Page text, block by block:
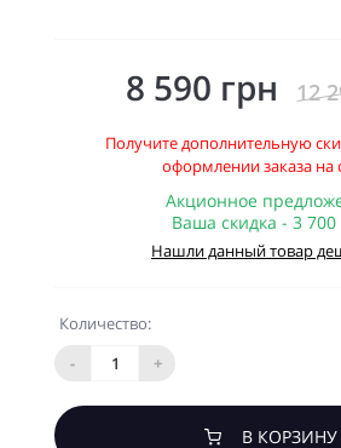
8 590 грн 12
Получите дополнительную
оформлении заказа на
Акционное
Ваша скидка - 3 700
Нашли данный товар
Количество:
-
+
В КОРЗИНУ